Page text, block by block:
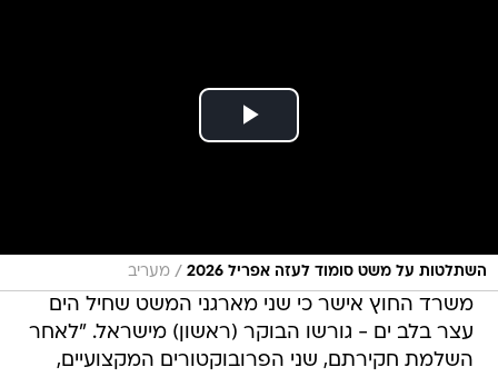
השתלטות על משט סומוד לעזה אפריל 2026 / מעריב
משרד החוץ אישר כי שני מארגני המשט שחיל הים
עצר בלב ים - גורשו הבוקר (ראשון) מישראל. "לאחר
השלמת חקירתם, שני הפרובוקטורים המקצועיים,